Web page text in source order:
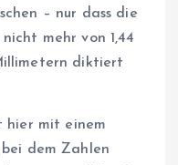
– nur dass die
mehr von 1,44
diktiert
hier mit einem
dem Zahlen